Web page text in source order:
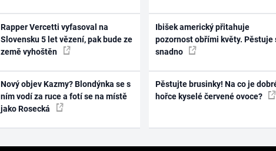
Rapper Vercetti vyfasoval na
Slovensku 5 let vězení, pak bude ze
země vyhoštěn
Nový objev Kazmy? Blondýnka se s
ním vodí za ruce a fotí se na místě
jako Rosecká
Ibišek americký přitahuje
pozornost obřími květy. Pěstuje
snadno
Pěstujte brusinky! Na co je
hořce kyselé červené ovoce?